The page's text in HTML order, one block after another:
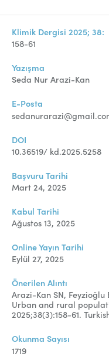
Klimik Dergisi 2025; 38:
158-61
Yazışma
Seda Nur Arazi-Kan
E-Posta
DOI
10.36519/ kd.2025.5258
Başvuru Tarihi
Mart 24, 2025
Kabul Tarihi
Ağustos 13, 2025
Online Yayın Tarihi
Eylül 27, 2025
Önerilen Alıntı
Arazi-Kan SN,
Urban and rural
2025;38(3):158-61.
Okunma Sayısı
1719